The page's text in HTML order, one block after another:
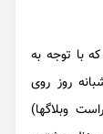
با توجه به
روز روی
وبلاگها)